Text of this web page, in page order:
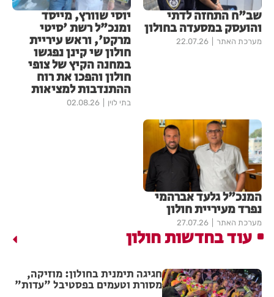
שב"ח התחזה לדתי
והועסק במסעדה בחולון
מערכת האתר 22.07.26
יוסי שוורץ, מייסד
ומנכ"ל רשת 'סיטי
מרקט', וראש עיריית
חולון שי קינן נפגשו
במחנה הקיץ של צופי
חולון והפכו את רוח
ההתנדבות למציאות
בתי לוין 02.08.26
המנכ"ל גלעד אברהמי
נפרד מעיריית חולון
מערכת האתר 27.07.26
עוד בחדשות חולון
חגיגה תימנית בחולון: מוזיקה,
מסורת וטעמים בפסטיבל "עדות"